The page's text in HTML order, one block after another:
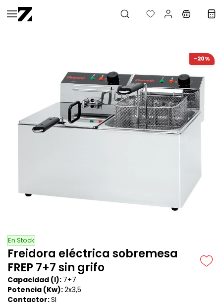
Saltar al
contenido
-20%
En Stock
Freidora eléctrica sobremesa
FREP 7+7 sin grifo
Capacidad (l): 7+7
Potencia (Kw):2x3,5
Contactor:SI